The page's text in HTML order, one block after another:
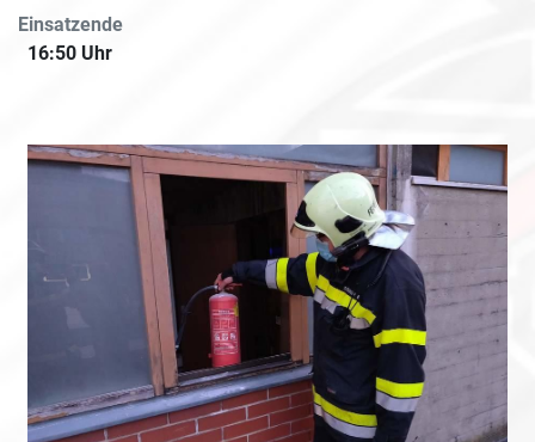
Einsatzende
16:50 Uhr